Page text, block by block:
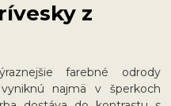
z
farebné odrody
najmä v šperkoch